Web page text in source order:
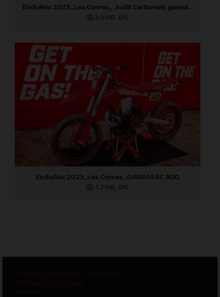
EnduRoc 2023_Les Comes_ Judit Carbonell, ganadora del concurso GASGAS
3,9 MB .JPG
EnduRoc 2023_Les Comes_GASGAS EC 300
4,2 MB .JPG
Términos Generales y Condiciones
Política de privacidad
Imprimir